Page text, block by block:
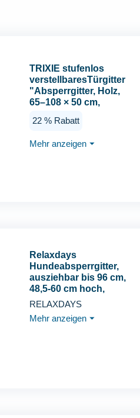
TRIXIE stufenlos
verstellbaresTürgitter
"Absperrgitter, Holz,
65–108 × 50 cm,
22 % Rabatt
Mehr anzeigen ⏷
Relaxdays
Hundeabsperrgitter,
ausziehbar bis 96 cm,
48,5-60 cm hoch,
Bambus, Hunde
& Tür, Natur
RELAXDAYS
Mehr anzeigen ⏷